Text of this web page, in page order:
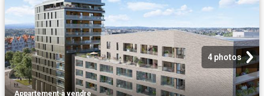
4 photos
Appartement·à vendre